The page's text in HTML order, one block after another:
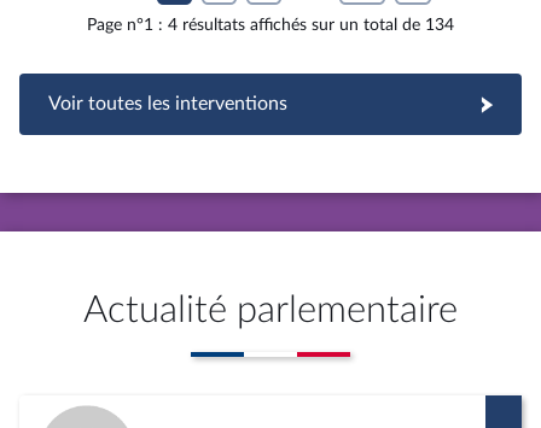
Page n°1 : 4 résultats affichés sur un total de 134
Voir toutes les interventions
Actualité parlementaire